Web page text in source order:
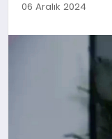
GENEL
YEREL HABERLER
06 Aralık 2024